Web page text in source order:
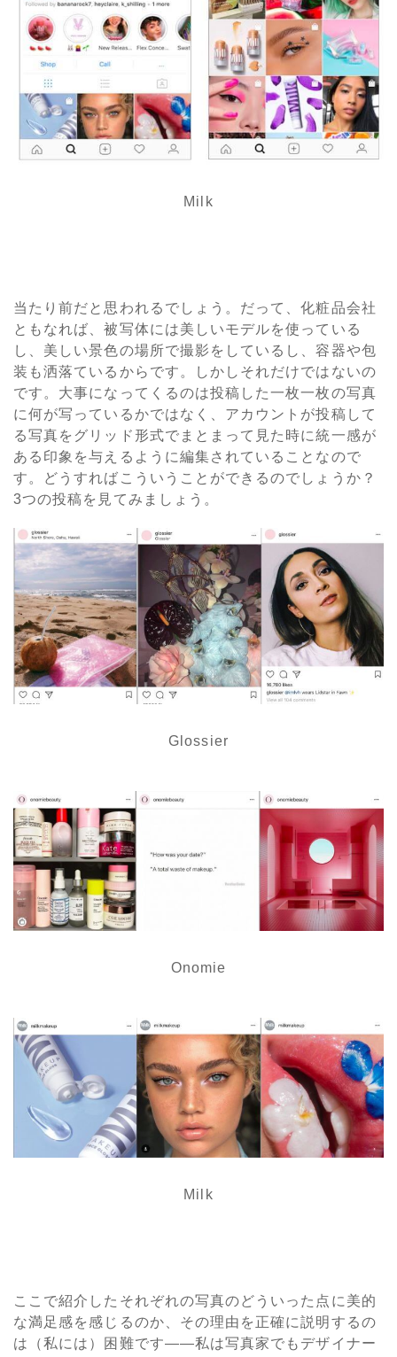
Milk
当たり前だと思われるでしょう。だって、化粧品会社
ともなれば、被写体には美しいモデルを使っている
し、美しい景色の場所で撮影をしているし、容器や包
装も洒落ているからです。しかしそれだけではないの
です。大事になってくるのは投稿した一枚一枚の写真
に何が写っているかではなく、アカウントが投稿して
る写真をグリッド形式でまとまって見た時に統一感が
ある印象を与えるように編集されていることなので
す。どうすればこういうことができるのでしょうか？
3つの投稿を見てみましょう。
Glossier
Onomie
Milk
ここで紹介したそれぞれの写真のどういった点に美的
な満足感を感じるのか、その理由を正確に説明するの
は（私には）困難です――私は写真家でもデザイナー